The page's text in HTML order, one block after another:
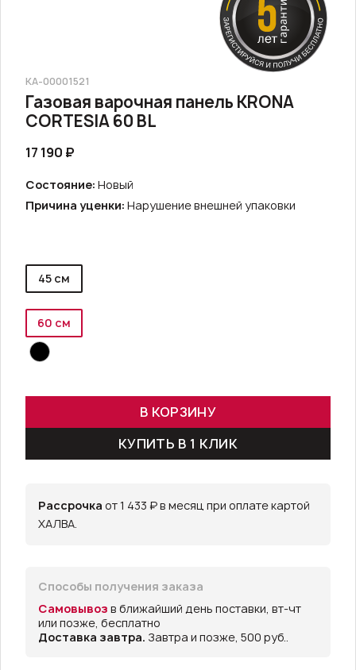
КА-00001521
Газовая варочная панель KRONA
CORTESIA 60 BL
17 190 ₽
Состояние: Новый
Причина уценки: Нарушение внешней упаковки
45 см
60 см
В КОРЗИНУ
КУПИТЬ В 1 КЛИК
Рассрочка от 1 433 ₽ в месяц при оплате картой
ХАЛВА.
Способы получения заказа
Самовывоз в ближайший день поставки, вт-чт
или позже, бесплатно
Доставка завтра. Завтра и позже, 500 руб..